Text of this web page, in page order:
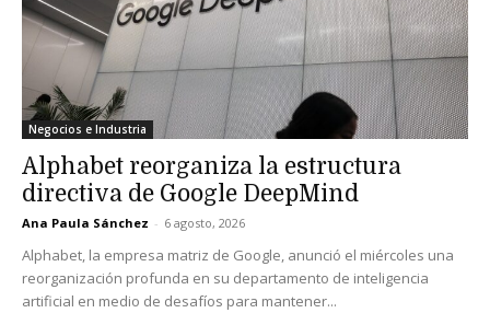
Negocios e Industria
Alphabet reorganiza la estructura
directiva de Google DeepMind
Ana Paula Sánchez - 6 agosto, 2026
Alphabet, la empresa matriz de Google, anunció el miércoles una
reorganización profunda en su departamento de inteligencia
artificial en medio de desafíos para mantener...